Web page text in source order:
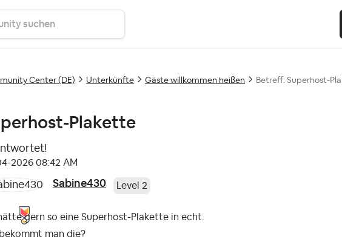
Center (DE) Unterkünfte Gäste willkommen heißen Betreff: Superhost-
Plakette
2026 08:42 AM
Sabine430 Level 2
gern so eine Superhost-Plakette in echt.
man die?